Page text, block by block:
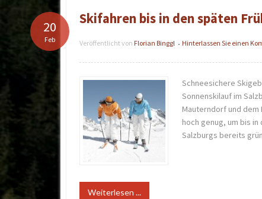
Skifahren bis in den späten
Veröffentlicht von Florian Binggl • Hinterlassen Sie einen
20
Feb
Schneesichere
Sonnenskilauf im
Mauterndorf und dem
hoch genug, um bis
Salzburgs bereits
Weiterlesen ...